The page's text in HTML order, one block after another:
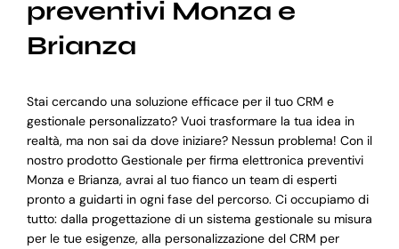
preventivi Monza e
Brianza
Stai cercando una soluzione efficace per il tuo CRM e
gestionale personalizzato? Vuoi trasformare la tua idea in
realtà, ma non sai da dove iniziare? Nessun problema! Con il
nostro prodotto Gestionale per firma elettronica preventivi
Monza e Brianza, avrai al tuo fianco un team di esperti
pronto a guidarti in ogni fase del percorso. Ci occupiamo di
tutto: dalla progettazione di un sistema gestionale su misura
per le tue esigenze, alla personalizzazione del CRM per